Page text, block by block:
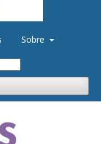
Sobre